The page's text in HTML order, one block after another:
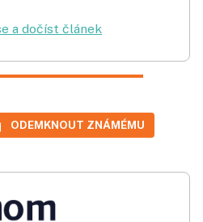
a dočíst článek
ODEMKNOUT ZNÁMÉMU